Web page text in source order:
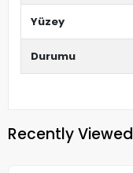
Yüzey
Durumu
Recently Viewed